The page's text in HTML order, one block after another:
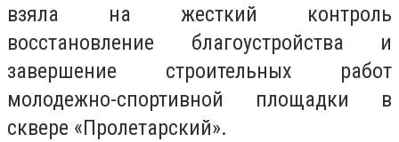
взяла на жесткий контроль
восстановление благоустройства и
завершение строительных работ
молодежно-спортивной площадки в
сквере «Пролетарский».